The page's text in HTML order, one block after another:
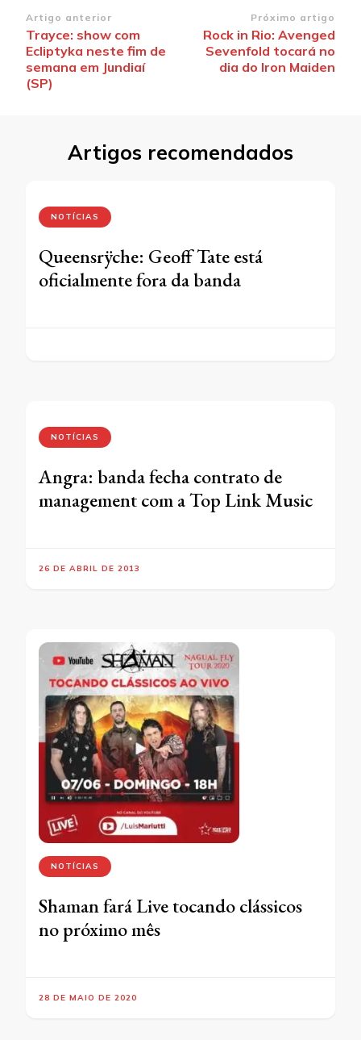
Navegação
de
post
Artigo anterior
Trayce: show com
Ecliptyka neste fim de
semana em Jundiaí
(SP)
Próximo artigo
Rock in Rio: Avenged
Sevenfold tocará no
dia do Iron Maiden
Artigos recomendados
NOTÍCIAS
Queensrÿche: Geoff Tate está
oficialmente fora da banda
NOTÍCIAS
Angra: banda fecha contrato de
management com a Top Link Music
26 DE ABRIL DE 2013
NOTÍCIAS
Shaman fará Live tocando clássicos
no próximo mês
28 DE MAIO DE 2020